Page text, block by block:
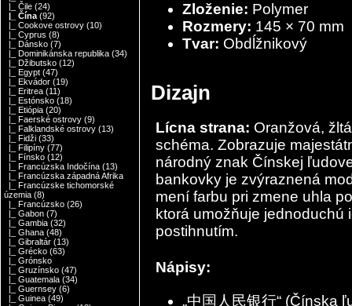
|_ Čile (24)
|_ Čína (92)
|_ Cookove ostrovy (10)
|_ Cyprus (8)
|_ Dánsko (7)
|_ Dominikánska republika (34)
|_ Džibutsko (12)
|_ Egypt (47)
|_ Ekvádor (19)
|_ Eritrea (11)
|_ Estónsko (18)
|_ Etiópia (20)
|_ Faerské ostrovy (9)
|_ Falklandské ostrovy (13)
|_ Fidži (33)
|_ Filipíny (77)
|_ Fínsko (12)
|_ Francúzska Indočína (13)
|_ Francúzska západná Afrika
|_ Francúzske tichomorské
územia (8)
|_ Francúzsko (26)
|_ Gabon (7)
|_ Gambia (32)
|_ Ghana (48)
|_ Gibraltár (13)
|_ Grécko (63)
|_ Grónsko
|_ Gruzínsko (47)
|_ Guatemala (34)
|_ Guernsey (6)
|_ Guinea (49)
Zloženie: Polymer
Rozmery: 145 × 70 mm
Tvar: Obdĺžnikový
Dizajn
Lícna strana: Oranžová,
schéma. Zobrazuje
národný znak Čínskej
bankovky je zvýraznená
mení farbu pri zmene uhla
ktorá umožňuje jednoduchú
postihnutím.
Nápisy:
„中国人民银行“ (Čínska